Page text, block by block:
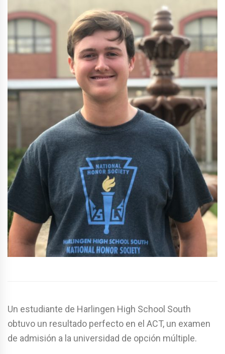
Un estudiante de Harlingen High School South
obtuvo un resultado perfecto en el ACT, un examen
de admisión a la universidad de opción múltiple.